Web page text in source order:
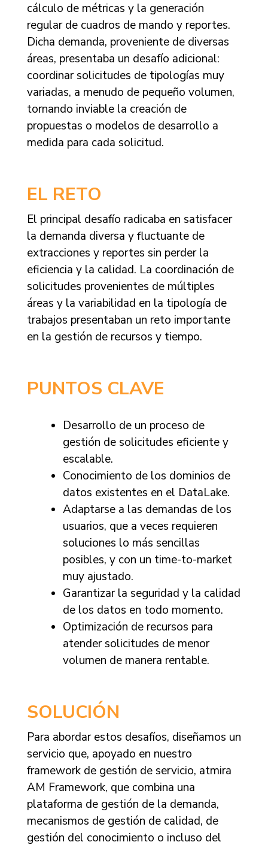
cálculo de métricas y la generación
regular de cuadros de mando y reportes.
Dicha demanda, proveniente de diversas
áreas, presentaba un desafío adicional:
coordinar solicitudes de tipologías muy
variadas, a menudo de pequeño volumen,
tornando inviable la creación de
propuestas o modelos de desarrollo a
medida para cada solicitud.
EL RETO
El principal desafío radicaba en satisfacer
la demanda diversa y fluctuante de
extracciones y reportes sin perder la
eficiencia y la calidad. La coordinación de
solicitudes provenientes de múltiples
áreas y la variabilidad en la tipología de
trabajos presentaban un reto importante
en la gestión de recursos y tiempo.
PUNTOS CLAVE
Desarrollo de un proceso de
gestión de solicitudes eficiente y
escalable.
Conocimiento de los dominios de
datos existentes en el DataLake.
Adaptarse a las demandas de los
usuarios, que a veces requieren
soluciones lo más sencillas
posibles, y con un time-to-market
muy ajustado.
Garantizar la seguridad y la calidad
de los datos en todo momento.
Optimización de recursos para
atender solicitudes de menor
volumen de manera rentable.
SOLUCIÓN
Para abordar estos desafíos, diseñamos un
servicio que, apoyado en nuestro
framework de gestión de servicio, atmira
AM Framework, que combina una
plataforma de gestión de la demanda,
mecanismos de gestión de calidad, de
gestión del conocimiento o incluso del